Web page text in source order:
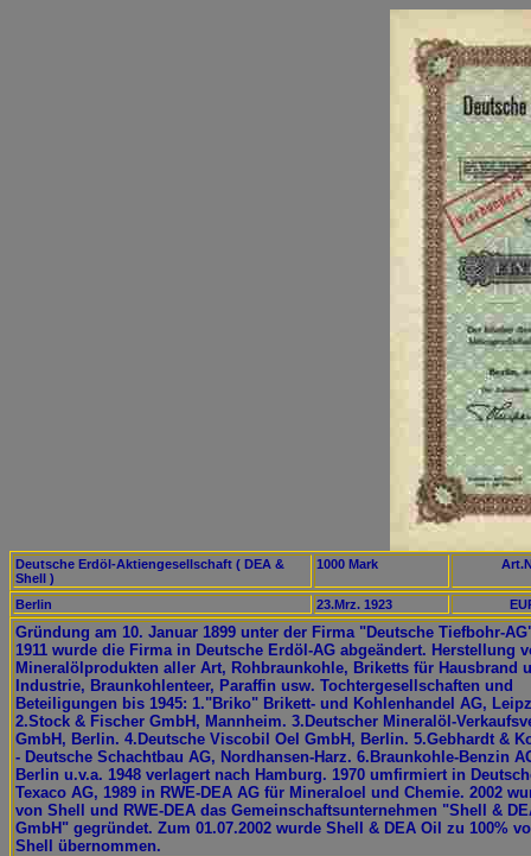
Deutsche Erdöl-Aktiengesellschaft ( DEA &
Shell )
1000 Mark
Berlin 23.Mrz. 1923
Gründung am 10. Januar 1899 unter der Firma "Deutsche Tiefbohr-
1911 wurde die Firma in Deutsche Erdöl-AG abgeändert. Herstellung
Mineralölprodukten aller Art, Rohbraunkohle, Briketts für Hausbrand
Industrie, Braunkohlenteer, Paraffin usw. Tochtergesellschaften und
Beteiligungen bis 1945: 1."Briko" Brikett- und Kohlenhandel AG,
2.Stock & Fischer GmbH, Mannheim. 3.Deutscher Mineralöl-
GmbH, Berlin. 4.Deutsche Viscobil Oel GmbH, Berlin. 5.Gebhardt &
- Deutsche Schachtbau AG, Nordhansen-Harz. 6.Braunkohle-Benzin
Berlin u.v.a. 1948 verlagert nach Hamburg. 1970 umfirmiert in
Texaco AG, 1989 in RWE-DEA AG für Mineraloel und Chemie. 2002
von Shell und RWE-DEA das Gemeinschaftsunternehmen "Shell &
GmbH" gegründet. Zum 01.07.2002 wurde Shell & DEA Oil zu 100%
Shell übernommen.